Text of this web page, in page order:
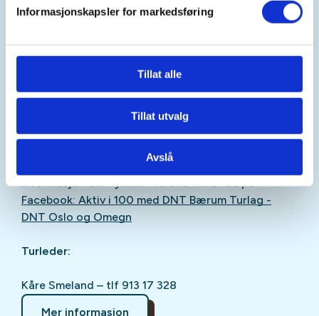
Informasjonskapsler for markedsføring
Tillat alle
Tillat utvalg
Avslå
Ta gjerne med deg en venn - det er alltid plass til en
til på våre turer.
Oppmøte: Rykkinn seniorsenter. Møt opp senest 5
Facebook: Aktiv i 100 med DNT Bærum Turlag -
DNT Oslo og Omegn
Turleder:
Kåre Smeland – tlf 913 17 328
Mer informasjon